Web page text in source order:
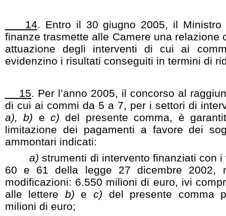
14. Entro il 30 giugno 2005, il Ministro
finanze trasmette alle Camere una relazione
attuazione degli interventi di cui ai
evidenzino i risultati conseguiti in termini di
15. Per l’anno 2005, il concorso al
di cui ai commi da 5 a 7, per i settori di
a), b) e c) del presente comma, è
limitazione dei pagamenti a favore dei
ammontari indicati:
a) strumenti di intervento finanziati con
60 e 61 della legge 27 dicembre 2002,
modificazioni: 6.550 milioni di euro, ivi
alle lettere b) e c) del presente comma
milioni di euro;